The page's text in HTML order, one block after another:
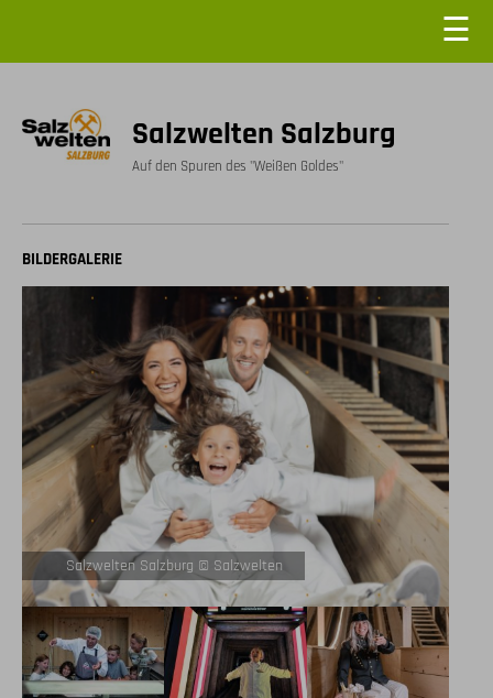
☰
Salzwelten Salzburg
Auf den Spuren des "Weißen Goldes"
BILDERGALERIE
Salzwelten Salzburg © Salzwelten